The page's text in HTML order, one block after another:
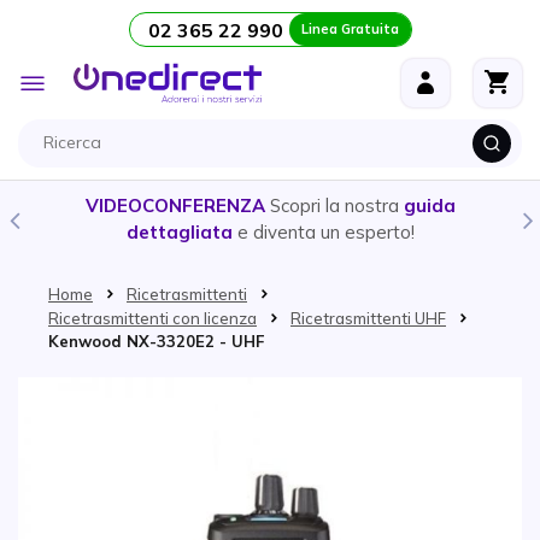
Salta al contenuto 02 365 22 990 Linea Gratuita
Toggle
Nav
VIDEOCONFERENZA Scopri la nostra guida
dettagliata e diventa un esperto!
Home
Ricetrasmittenti
Ricetrasmittenti con licenza
Ricetrasmittenti UHF
Kenwood NX-3320E2 - UHF